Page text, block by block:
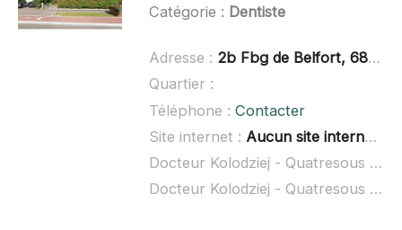
Catégorie : Dentiste
Adresse : 2b Fbg de Belfort, 68190 Ensisheim, France
Quartier :
Téléphone : Contacter
Site internet : Aucun site internet connu
Docteur Kolodziej - Quatresous Cindy à domicile :
Docteur Kolodziej - Quatresous Cindy ouvert dimanche :